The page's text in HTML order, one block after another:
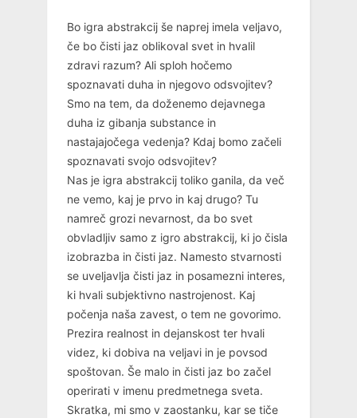
Bo igra abstrakcij še naprej imela veljavo,
če bo čisti jaz oblikoval svet in hvalil
zdravi razum? Ali sploh hočemo
spoznavati duha in njegovo odsvojitev?
Smo na tem, da doženemo dejavnega
duha iz gibanja substance in
nastajajočega vedenja? Kdaj bomo začeli
spoznavati svojo odsvojitev?
Nas je igra abstrakcij toliko ganila, da več
ne vemo, kaj je prvo in kaj drugo? Tu
namreč grozi nevarnost, da bo svet
obvladljiv samo z igro abstrakcij, ki jo čisla
izobrazba in čisti jaz. Namesto stvarnosti
se uveljavlja čisti jaz in posamezni interes,
ki hvali subjektivno nastrojenost. Kaj
počenja naša zavest, o tem ne govorimo.
Prezira realnost in dejanskost ter hvali
videz, ki dobiva na veljavi in je povsod
spoštovan. Še malo in čisti jaz bo začel
operirati v imenu predmetnega sveta.
Skratka, mi smo v zaostanku, kar se tiče